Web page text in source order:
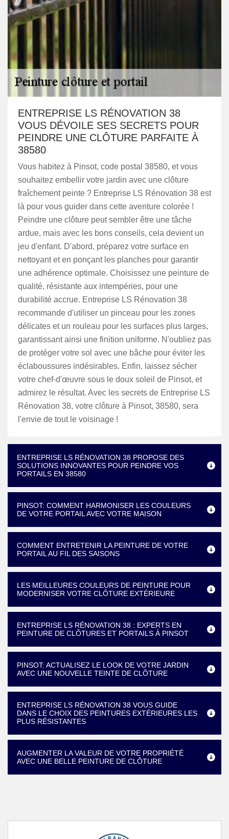
ENTREPRISE LS RÉNOVATION 38
VOUS DÉVOILE SES SECRETS POUR
PEINDRE UNE CLÔTURE PARFAITE À
38580
Vous habitez à Pinsot, code postal 38580, et vous
souhaitez embellir votre jardin avec une clôture
fraîchement peinte ? Entreprise LS Rénovation 38 est
là pour vous guider dans cette aventure colorée !
Peindre une clôture peut sembler être une tâche
ardue, mais avec les bons conseils, cela devient un
jeu d'enfant. D'abord, préparez votre surface en
nettoyant et en ponçant les planches pour garantir
une adhérence optimale. Choisissez une peinture de
qualité, résistante aux intempéries, pour une
durabilité accrue. Entreprise LS Rénovation 38
recommande d'utiliser un pinceau pour les zones
délicates et un rouleau pour les surfaces plus larges,
garantissant ainsi une finition uniforme. N'oubliez pas
de protéger votre sol avec une bâche pour éviter les
éclaboussures indésirables. Enfin, laissez sécher
votre chef-d'œuvre sous le doux soleil de Pinsot, et
admirez le résultat. Avec les secrets de Entreprise LS
Rénovation 38, votre clôture à Pinsot, 38580, sera
l'envie de tout le voisinage !
ENTREPRISE LS RÉNOVATION 38 PROPOSE DES
SOLUTIONS INNOVANTES POUR PEINDRE VOS
PORTAILS EN 38580
PINSOT: COMMENT HARMONISER LES COULEURS
DE VOTRE PORTAIL AVEC VOTRE MAISON
COMMENT ENTRETENIR LA PEINTURE DE VOTRE
PORTAIL AU FIL DES SAISONS
LES MEILLEURES COULEURS DE PEINTURE POUR
MODERNISER VOTRE CLÔTURE EXTÉRIEURE
ENTREPRISE LS RÉNOVATION 38 : EXPERTS EN
PEINTURE DE CLÔTURES ET PORTAILS À PINSOT
PINSOT: ACTUALISEZ LE LOOK DE VOTRE JARDIN
AVEC UNE NOUVELLE TEINTE DE CLÔTURE
ENTREPRISE LS RÉNOVATION 38 VOUS GUIDE
DANS LE CHOIX DES PEINTURES EXTÉRIEURES LES
PLUS RÉSISTANTES
AUGMENTER LA VALEUR DE VOTRE PROPRIÉTÉ
AVEC UNE BELLE PEINTURE DE CLÔTURE